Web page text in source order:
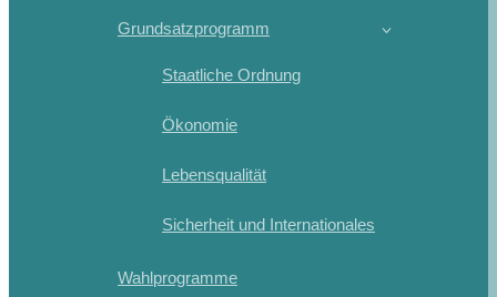
Grundsatzprogramm
Staatliche Ordnung
Ökonomie
Lebensqualität
Sicherheit und Internationales
Wahlprogramme